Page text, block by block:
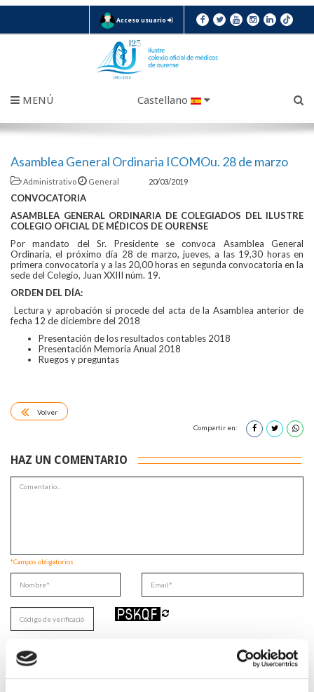
Acceso usuario
MENÚ Castellano
Asamblea General Ordinaria ICOMOu. 28 de marzo
Administrativo General 20/03/2019
CONVOCATORIA
ASAMBLEA GENERAL ORDINARIA DE COLEGIADOS DEL ILUSTRE
COLEGIO OFICIAL DE MÉDICOS DE OURENSE
Por mandato del Sr. Presidente se convoca Asamblea General
Ordinaria, el próximo día 28 de marzo, jueves, a las 19,30 horas en
primera convocatoria y a las 20,00 horas en segunda convocatoria en la
sede del Colegio, Juan XXIII núm. 19.
ORDEN DEL DÍA:
Lectura y aprobación si procede del acta de la Asamblea anterior de
fecha 12 de diciembre del 2018
Presentación de los resultados contables 2018
Presentación Memoria Anual 2018
Ruegos y preguntas
Volver
Compartir en:
HAZ UN COMENTARIO
*Campos obligatorios